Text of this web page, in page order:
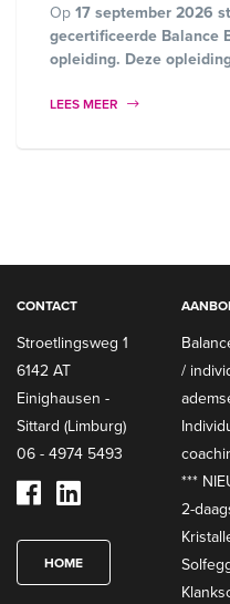
Op 17 september 2026
gecertificeerde Balance
opleiding. Deze
LEES MEER
CONTACT
Stroetlingsweg 1
6142 AT
Einighausen -
Sittard (Limburg)
06 - 4974 5493
HOME
/
***
2-